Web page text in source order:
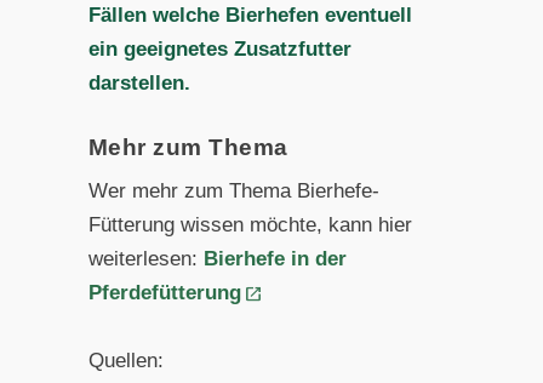
Fällen welche Bierhefen eventuell
ein geeignetes Zusatzfutter
darstellen.
Mehr zum Thema
Wer mehr zum Thema Bierhefe-
Fütterung wissen möchte, kann hier
weiterlesen: Bierhefe in der
Pferdefütterung
Quellen: